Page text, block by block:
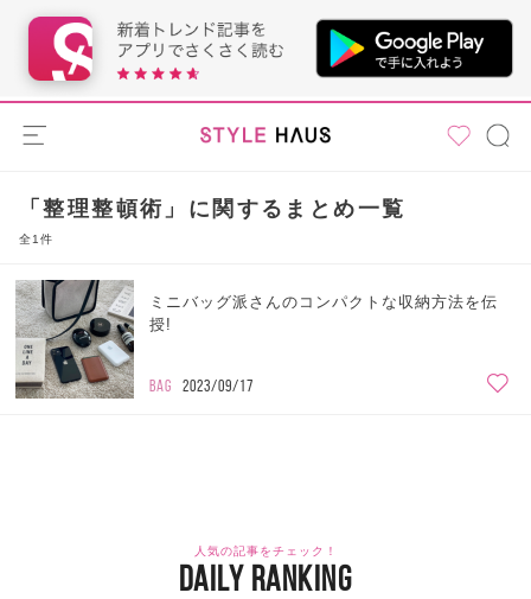
「整理整頓術」に関するまとめ一覧
全1件
ミニバッグ派さんのコンパクトな収納方法を伝
授!
BAG 2023/09/17
人気の記事をチェック！
DAILY RANKING